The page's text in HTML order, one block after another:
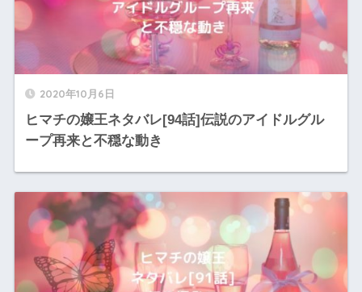
2020年10月6日
ヒマチの嬢王ネタバレ[94話]伝説のアイドルグル
ープ再来と不穏な動き